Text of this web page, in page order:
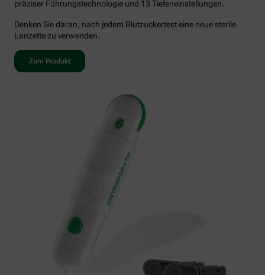
präziser Führungstechnologie und 13 Tiefeneinstellungen.
Denken Sie daran, nach jedem Blutzuckertest eine neue sterile
Lanzette zu verwenden.
Zum Produkt